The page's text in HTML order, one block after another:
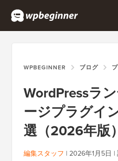
WPBEGINNER ブログ
WordPressラ
ージプラグイ
選（2026年版）
編集スタッフ | 2026年1月5日 |